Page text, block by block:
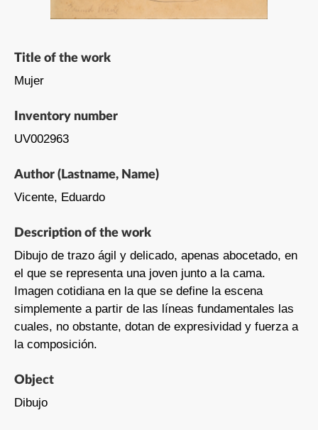
Title of the work
Mujer
Inventory number
UV002963
Author (Lastname, Name)
Vicente, Eduardo
Description of the work
Dibujo de trazo ágil y delicado, apenas abocetado, en
el que se representa una joven junto a la cama.
Imagen cotidiana en la que se define la escena
simplemente a partir de las líneas fundamentales las
cuales, no obstante, dotan de expresividad y fuerza a
la composición.
Object
Dibujo